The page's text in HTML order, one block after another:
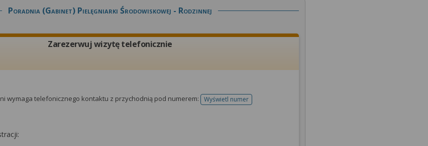
Poradnia (gabinet) Pielęgniarki Środowiskowej - Rodzinnej
Zarezerwuj wizytę telefonicznie
wymaga telefonicznego kontaktu z przychodnią pod numerem: Wyświetl numertelefonu do rejestracji